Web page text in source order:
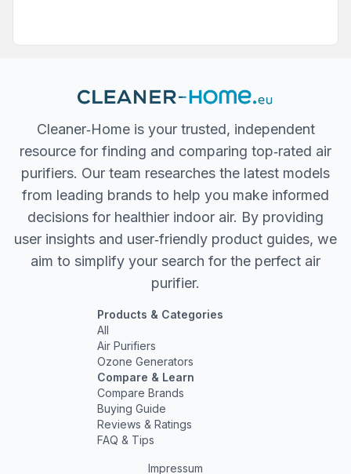
Cleaner‐Home is your trusted, independent
resource for finding and comparing top‐rated air
purifiers. Our team researches the latest models
from leading brands to help you make informed
decisions for healthier indoor air. By providing
user insights and user‐friendly product guides, we
aim to simplify your search for the perfect air
purifier.
Products & Categories
All
Air Purifiers
Ozone Generators
Compare & Learn
Compare Brands
Buying Guide
Reviews & Ratings
FAQ & Tips
Impressum